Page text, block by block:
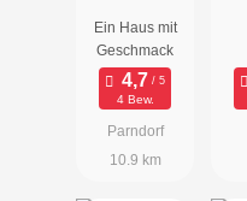
Ein Haus mit
Geschmack
4 Bew.
Parndorf
10.9 km